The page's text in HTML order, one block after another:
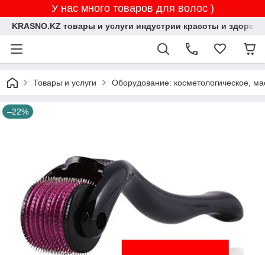
У нас много товаров для волос )
KRASNO.KZ товары и услуги индустрии красоты и
Товары и услуги Оборудование: косметологическое,
–22%